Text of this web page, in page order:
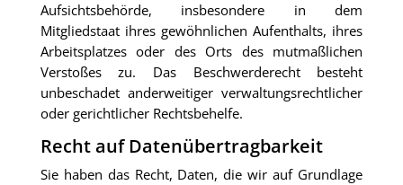
Aufsichtsbehörde, insbesondere in dem
Mitgliedstaat ihres gewöhnlichen Aufenthalts, ihres
Arbeitsplatzes oder des Orts des mutmaßlichen
Verstoßes zu. Das Beschwerderecht besteht
unbeschadet anderweitiger verwaltungsrechtlicher
oder gerichtlicher Rechtsbehelfe.
Recht auf Datenübertragbarkeit
Sie haben das Recht, Daten, die wir auf Grundlage